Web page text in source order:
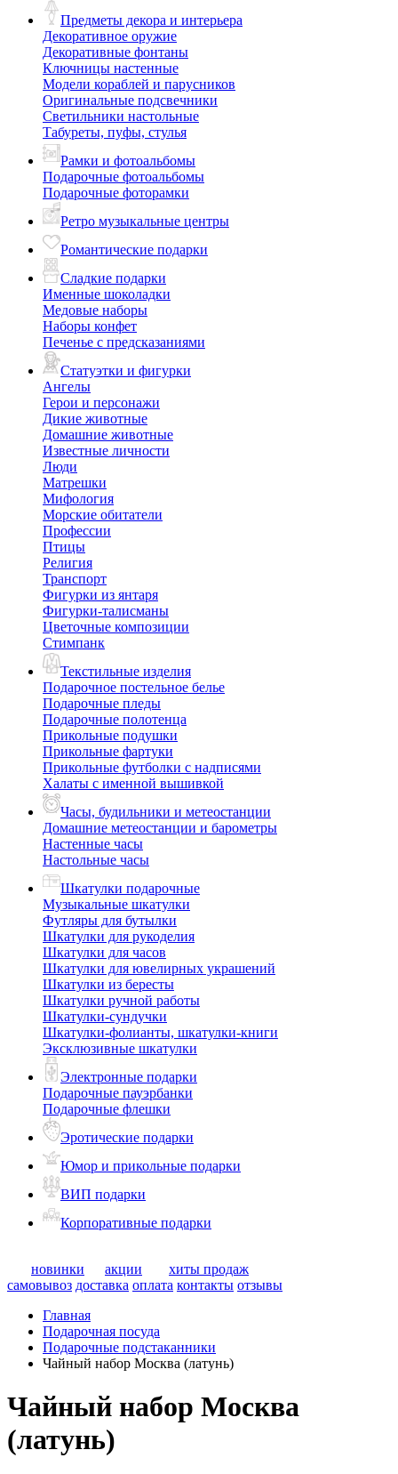
Предметы декора и интерьера
Декоративное оружие
Декоративные фонтаны
Ключницы настенные
Модели кораблей и парусников
Оригинальные подсвечники
Светильники настольные
Табуреты, пуфы, стулья
Рамки и фотоальбомы
Подарочные фотоальбомы
Подарочные фоторамки
Ретро музыкальные центры
Романтические подарки
Сладкие подарки
Именные шоколадки
Медовые наборы
Наборы конфет
Печенье с предсказаниями
Статуэтки и фигурки
Ангелы
Герои и персонажи
Дикие животные
Домашние животные
Известные личности
Люди
Матрешки
Мифология
Морские обитатели
Профессии
Птицы
Религия
Транспорт
Фигурки из янтаря
Фигурки-талисманы
Цветочные композиции
Стимпанк
Текстильные изделия
Подарочное постельное белье
Подарочные пледы
Подарочные полотенца
Прикольные подушки
Прикольные фартуки
Прикольные футболки с надписями
Халаты с именной вышивкой
Часы, будильники и метеостанции
Домашние метеостанции и барометры
Настенные часы
Настольные часы
Шкатулки подарочные
Музыкальные шкатулки
Футляры для бутылки
Шкатулки для рукоделия
Шкатулки для часов
Шкатулки для ювелирных украшений
Шкатулки из бересты
Шкатулки ручной работы
Шкатулки-сундучки
Шкатулки-фолианты, шкатулки-книги
Эксклюзивные шкатулки
Электронные подарки
Подарочные пауэрбанки
Подарочные флешки
Эротические подарки
Юмор и прикольные подарки
ВИП подарки
Корпоративные подарки
новинки акции
хиты продаж
самовывоз доставка оплата контакты отзывы
Главная
Подарочная посуда
Подарочные подстаканники
Чайный набор Москва (латунь)
Чайный набор Москва
(латунь)